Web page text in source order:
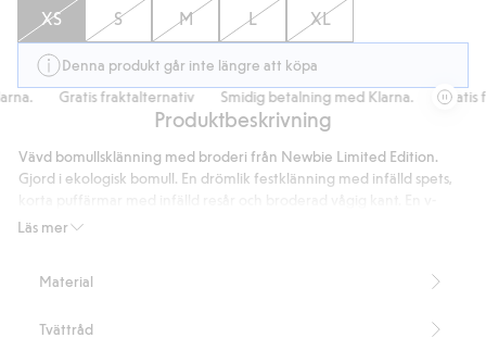
XS S M L XL
Denna produkt går inte längre att köpa
Gratis fraktalternativ Smidig betalning med Klarna. Gratis
Produktbeskrivning
Läs mer
Vävd bomullsklänning med broderi från Newbie Limited Edition.
Gjord i ekologisk bomull. En drömlik festklänning med infälld spets,
ringad klänning med spetskant, stråveck och brodyr upptill samt
perfekt klänning som även går att använda som bröllopsklänning
Finns endast online.
Material
Tvättråd